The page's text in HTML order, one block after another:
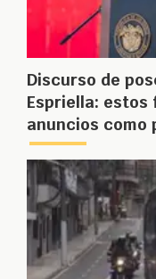
Discurso de
Espriella: estos
anuncios como